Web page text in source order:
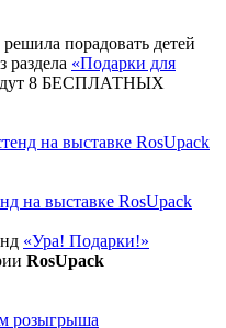
порадовать детей
раздела «Подарки для
8 БЕСПЛАТНЫХ
на выставке RosUpack
«Ура! Подарки!»
RosUpack